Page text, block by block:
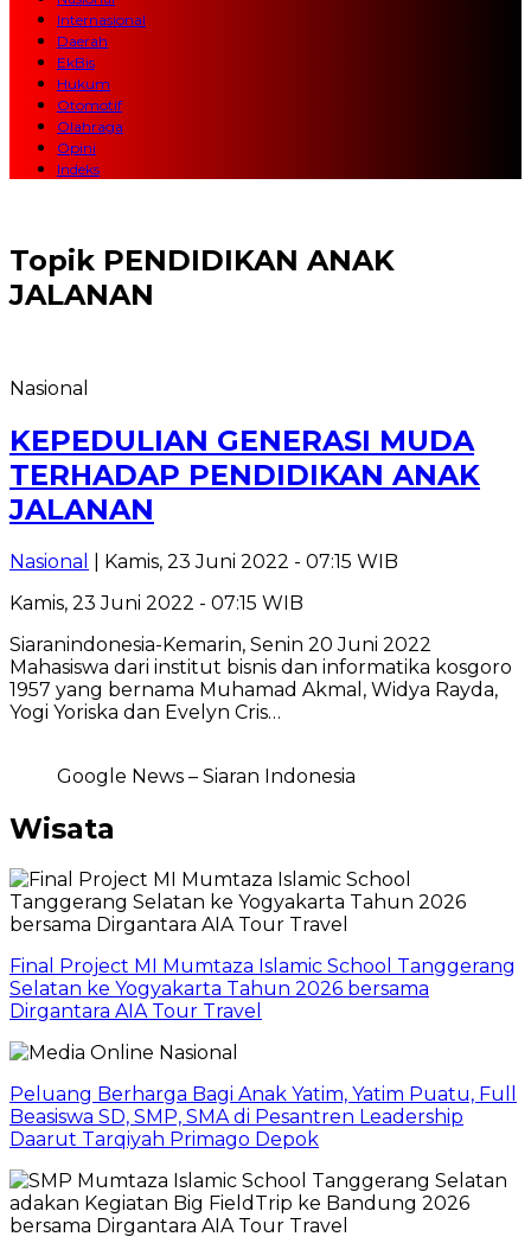
Internasional
Daerah
EkBis
Hukum
Otomotif
Olahraga
Opini
Indeks
Topik PENDIDIKAN ANAK
JALANAN
Nasional
KEPEDULIAN GENERASI MUDA
TERHADAP PENDIDIKAN ANAK
JALANAN
Nasional
| Kamis, 23 Juni 2022 - 07:15 WIB
Kamis, 23 Juni 2022 - 07:15 WIB
Siaranindonesia-Kemarin, Senin 20 Juni 2022
Mahasiswa dari institut bisnis dan informatika kosgoro
1957 yang bernama Muhamad Akmal, Widya Rayda,
Yogi Yoriska dan Evelyn Cris…
Google News – Siaran Indonesia
Wisata
Final Project MI Mumtaza Islamic School Tanggerang
Selatan ke Yogyakarta Tahun 2026 bersama
Dirgantara AIA Tour Travel
Peluang Berharga Bagi Anak Yatim, Yatim Puatu, Full
Beasiswa SD, SMP, SMA di Pesantren Leadership
Daarut Tarqiyah Primago Depok